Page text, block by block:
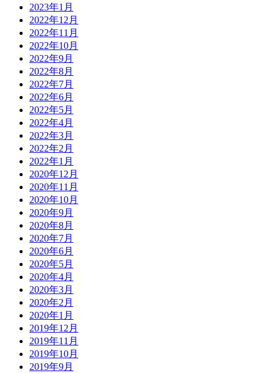
2023年1月
2022年12月
2022年11月
2022年10月
2022年9月
2022年8月
2022年7月
2022年6月
2022年5月
2022年4月
2022年3月
2022年2月
2022年1月
2020年12月
2020年11月
2020年10月
2020年9月
2020年8月
2020年7月
2020年6月
2020年5月
2020年4月
2020年3月
2020年2月
2020年1月
2019年12月
2019年11月
2019年10月
2019年9月